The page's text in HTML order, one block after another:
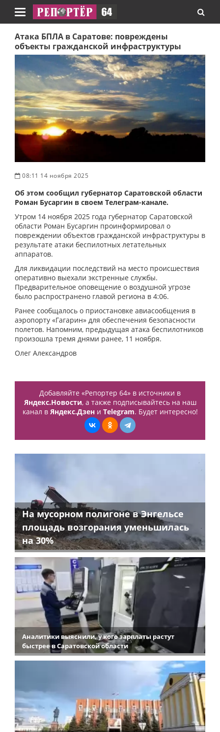
Навигация
Атака БПЛА в Саратове: повреждены
объекты гражданской инфраструктуры
08:11 14 ноября 2025
Об этом сообщил губернатор Саратовской области
Роман Бусаргин в своем Телеграм-канале.
Утром 14 ноября 2025 года губернатор Саратовской
области Роман Бусаргин проинформировал о
повреждении объектов гражданской инфраструктуры в
результате атаки беспилотных летательных
аппаратов.
Для ликвидации последствий на место происшествия
оперативно выехали экстренные службы.
Предварительное оповещение о воздушной угрозе
было распространено главой региона в 4:06.
Ранее сообщалось о приостановке авиасообщения в
аэропорту «Гагарин» для обеспечения безопасности
полетов. Напомним, предыдущая атака беспилотников
произошла тремя днями ранее, 11 ноября.
Олег Александров
Добавляйте «Репортер 64» в источники в
Яндекс.Новости, а также подписывайтесь на наш
канал в Яндекс.Дзени Telegram. Будет интересно!
На мусорном полигоне в Энгельсе
площадь возгорания уменьшилась
на 30%
Аналитики выяснили, у кого зарплаты растут
быстрее в Саратовской области